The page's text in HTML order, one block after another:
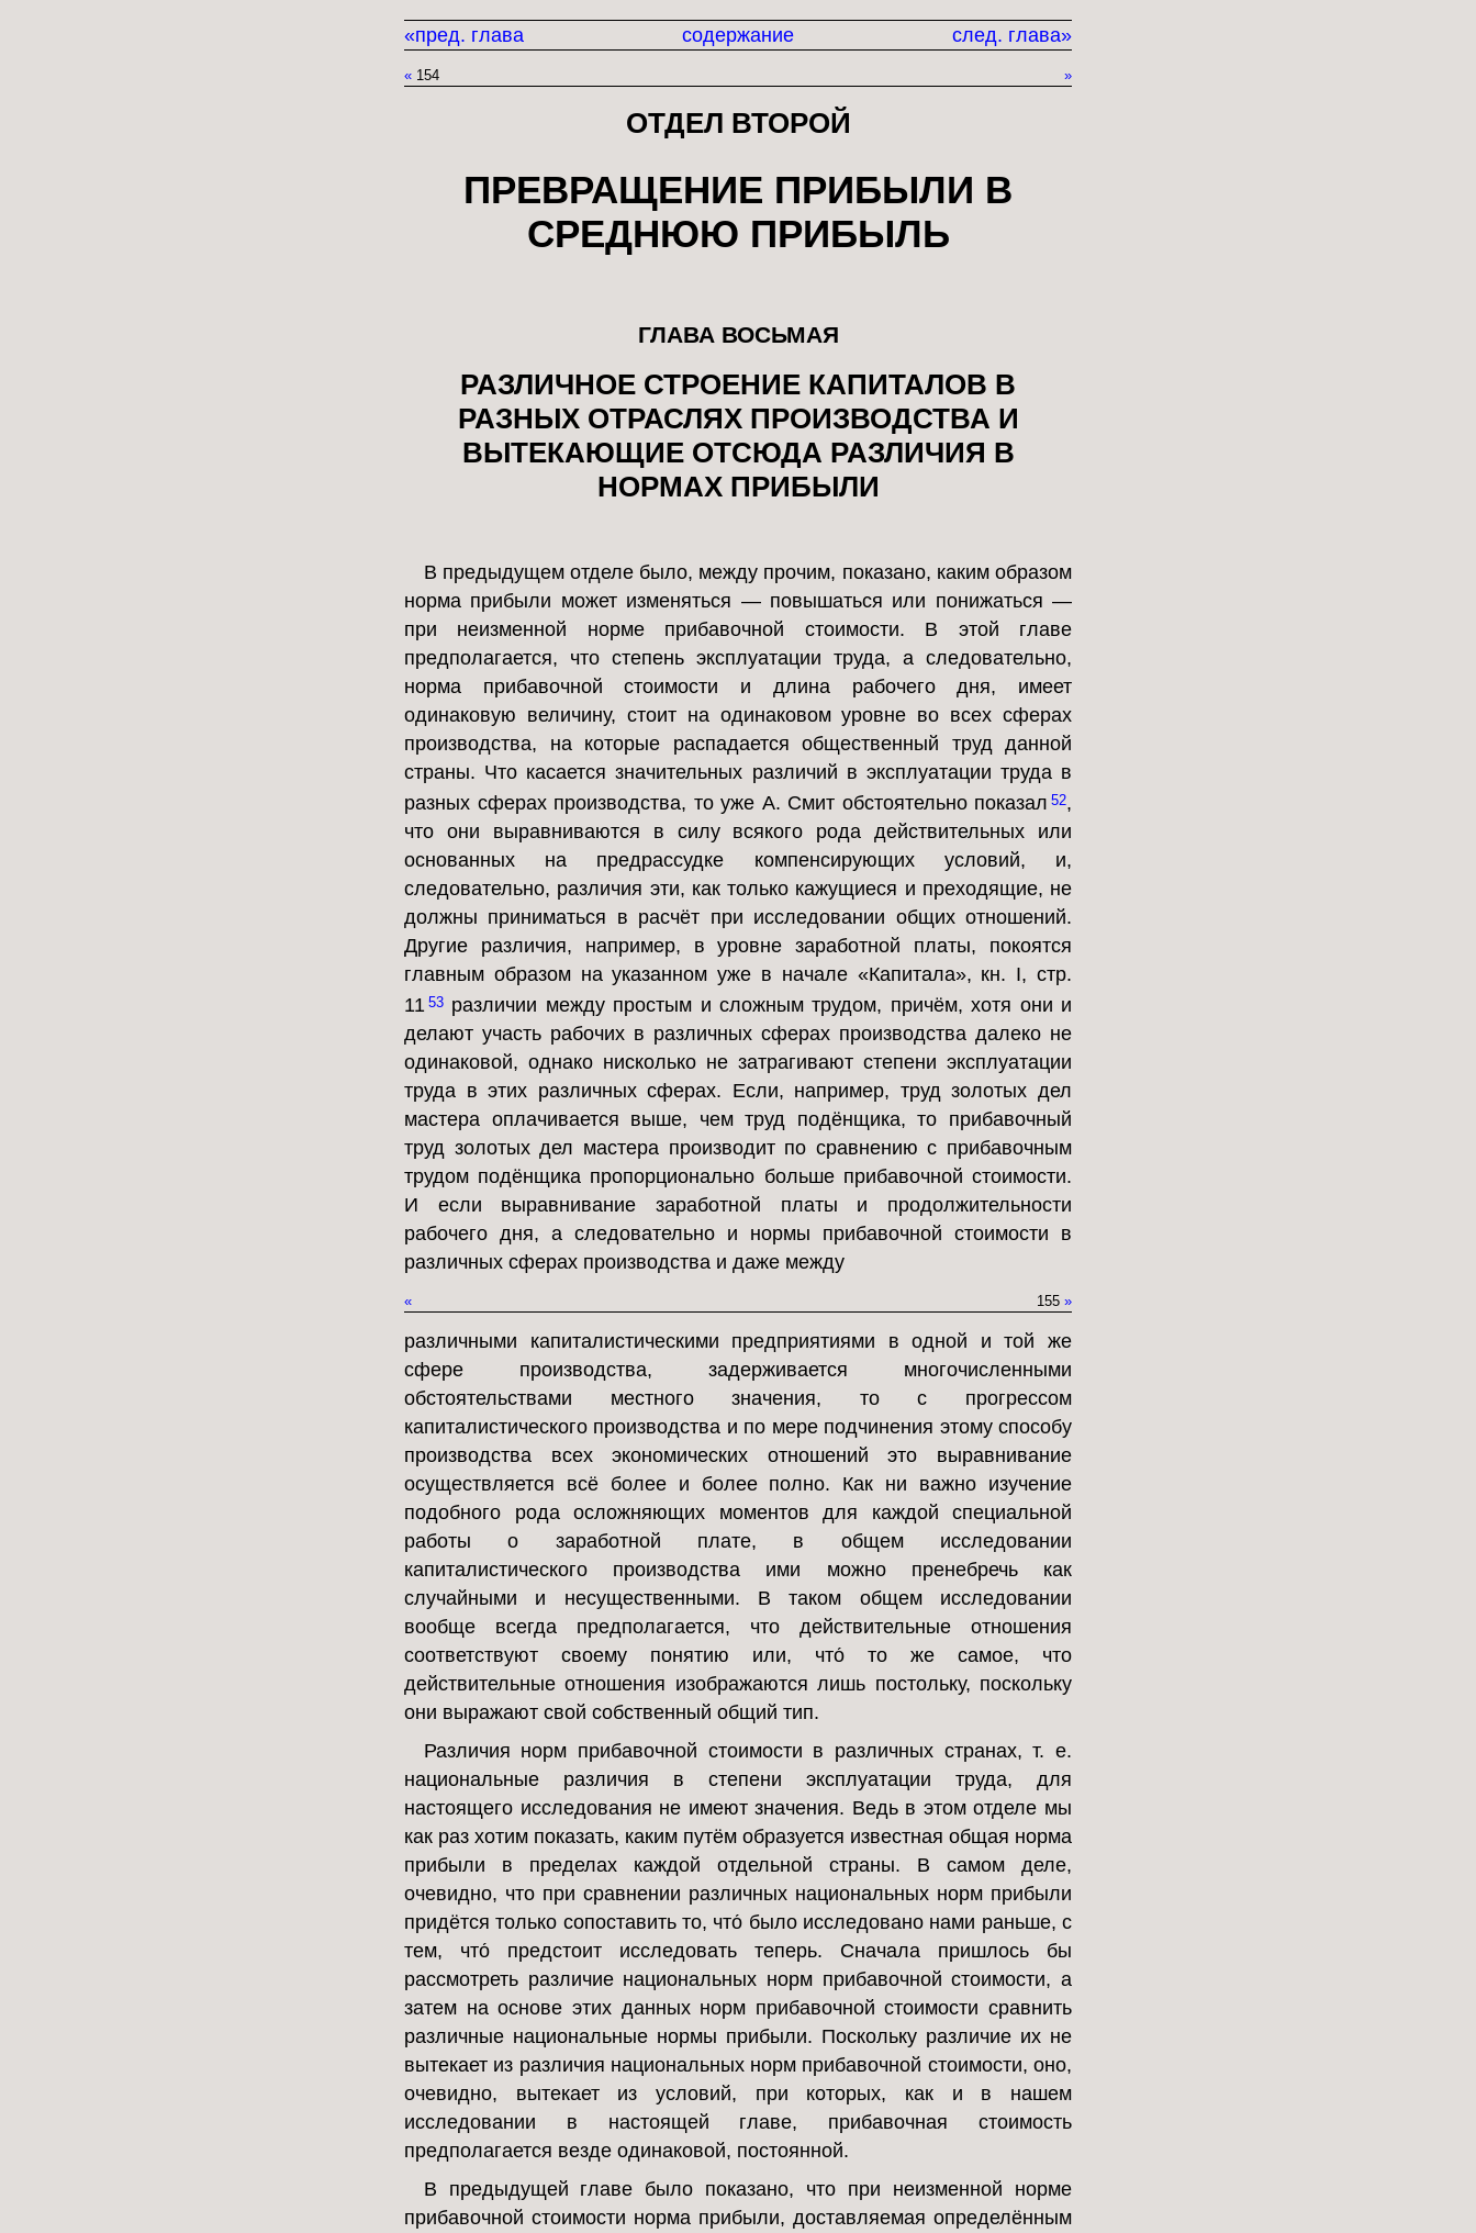
«пред. глава след. глава»
содержание
« »
154
ОТДЕЛ ВТОРОЙ
ПРЕВРАЩЕНИЕ ПРИБЫЛИ В
СРЕДНЮЮ ПРИБЫЛЬ
ГЛАВА ВОСЬМАЯ
РАЗЛИЧНОЕ СТРОЕНИЕ КАПИТАЛОВ В
РАЗНЫХ ОТРАСЛЯХ ПРОИЗВОДСТВА И
ВЫТЕКАЮЩИЕ ОТСЮДА РАЗЛИЧИЯ В
НОРМАХ ПРИБЫЛИ
В предыдущем отделе было, между прочим, показано, каким образом
норма прибыли может изменяться — повышаться или понижаться —
при неизменной норме прибавочной стоимости. В этой главе
предполагается, что степень эксплуатации труда, а следовательно,
норма прибавочной стоимости и длина рабочего дня, имеет
одинаковую величину, стоит на одинаковом уровне во всех сферах
производства, на которые распадается общественный труд данной
страны. Что касается значительных различий в эксплуатации труда в
разных сферах производства, то уже A. Смит обстоятельно показал 52,
что они выравниваются в силу всякого рода действительных или
основанных на предрассудке компенсирующих условий, и,
следовательно, различия эти, как только кажущиеся и преходящие, не
должны приниматься в расчёт при исследовании общих отношений.
Другие различия, например, в уровне заработной платы, покоятся
главным образом на указанном уже в начале «Капитала», кн. I, стр.
11 53 различии между простым и сложным трудом, причём, хотя они и
делают участь рабочих в различных сферах производства далеко не
одинаковой, однако нисколько не затрагивают степени эксплуатации
труда в этих различных сферах. Если, например, труд золотых дел
мастера оплачивается выше, чем труд подёнщика, то прибавочный
труд золотых дел мастера производит по сравнению с прибавочным
трудом подёнщика пропорционально больше прибавочной стоимости.
И если выравнивание заработной платы и продолжительности
рабочего дня, а следовательно и нормы прибавочной стоимости в
различных сферах производства и даже между
« »
155
различными капиталистическими предприятиями в одной и той же
сфере производства, задерживается многочисленными
обстоятельствами местного значения, то с прогрессом
капиталистического производства и по мере подчинения этому способу
производства всех экономических отношений это выравнивание
осуществляется всё более и более полно. Как ни важно изучение
подобного рода осложняющих моментов для каждой специальной
работы о заработной плате, в общем исследовании
капиталистического производства ими можно пренебречь как
случайными и несущественными. В таком общем исследовании
вообще всегда предполагается, что действительные отношения
соответствуют своему понятию или, что́ то же самое, что
действительные отношения изображаются лишь постольку, поскольку
они выражают свой собственный общий тип.
Различия норм прибавочной стоимости в различных странах, т. е.
национальные различия в степени эксплуатации труда, для
настоящего исследования не имеют значения. Ведь в этом отделе мы
как раз хотим показать, каким путём образуется известная общая норма
прибыли в пределах каждой отдельной страны. В самом деле,
очевидно, что при сравнении различных национальных норм прибыли
придётся только сопоставить то, что́ было исследовано нами раньше, с
тем, что́ предстоит исследовать теперь. Сначала пришлось бы
рассмотреть различие национальных норм прибавочной стоимости, а
затем на основе этих данных норм прибавочной стоимости сравнить
различные национальные нормы прибыли. Поскольку различие их не
вытекает из различия национальных норм прибавочной стоимости, оно,
очевидно, вытекает из условий, при которых, как и в нашем
исследовании в настоящей главе, прибавочная стоимость
предполагается везде одинаковой, постоянной.
В предыдущей главе было показано, что при неизменной норме
прибавочной стоимости норма прибыли, доставляемая определённым